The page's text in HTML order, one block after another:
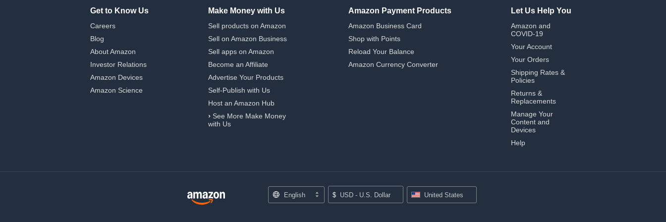
Get to Know Us
Careers
Blog
About Amazon
Investor Relations
Amazon Devices
Amazon Science
Make Money with Us
Sell products on Amazon
Sell on Amazon Business
Sell apps on Amazon
Become an Affiliate
Advertise Your Products
Self-Publish with Us
Host an Amazon Hub
› See More Make Money
with Us
Amazon Payment Products
Amazon Business Card
Shop with Points
Reload Your Balance
Amazon Currency Converter
Let Us Help You
Amazon and
COVID-19
Your Account
Your Orders
Shipping Rates &
Policies
Returns &
Replacements
Manage Your
Content and
Devices
Help
English $ USD - U.S. Dollar United States